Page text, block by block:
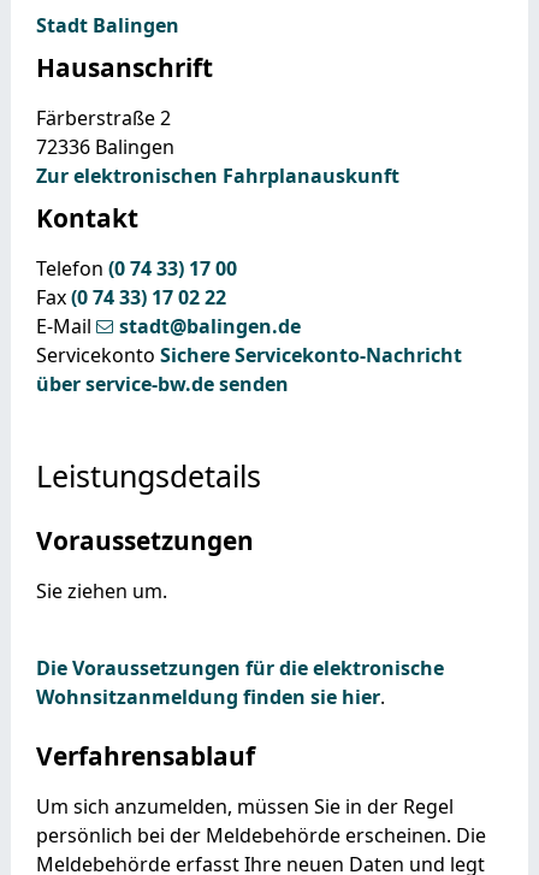
Stadt Balingen
Hausanschrift
Färberstraße 2
72336 Balingen
Zur elektronischen Fahrplanauskunft
Kontakt
Telefon (07433) 1700
Fax(07433) 170222
E-Mail
stadt@balingen.de
Servicekonto Sichere Servicekonto-Nachricht
über service-bw.de senden
Leistungsdetails
Voraussetzungen
Sie ziehen um.
Die Voraussetzungen für die elektronische
Wohnsitzanmeldung finden sie hier.
Verfahrensablauf
Um sich anzumelden, müssen Sie in der Regel
persönlich bei der Meldebehörde erscheinen. Die
Meldebehörde erfasst Ihre neuen Daten und legt